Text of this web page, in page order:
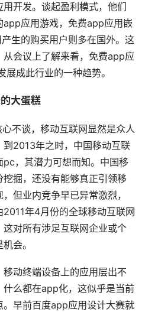
开发。谈起盈利模式，他们
app应用游戏，免费app应用嵌
生的购买用户则多在国外。这
会议上了解来看，免费app应
成此行业的一种趋势。
大蛋糕
不谈，移动互联网显然是众人
2013年之时，中国移动互联
，其潜力可想而知。中国移
掘，还没有能够真正引领移
但业内竞争早已异常激烈，
年4月份的全球移动互联网
对所有涉足互联网企业或个
会。
动终端设备上的应用层出不
么都在app化，这似乎是当前
早前百度app应用设计大赛就